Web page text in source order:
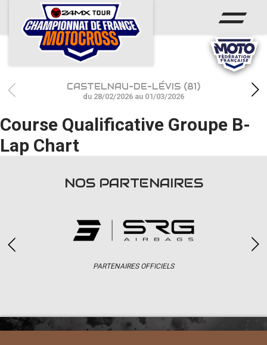
ACCUEIL
ACTUS
CALENDRIER
RÉSULTATS
PHOTOS / WEB TV
CHAMPIONNAT
PARTENAIRES
accéder à la billetterie
CASTELNAU-DE-LÉVIS (81)
du 28/02/2026 au 01/03/2026
Course Qualificative Groupe B-
Lap Chart
NOS PARTENAIRES
PARTENAIRES OFFICIELS